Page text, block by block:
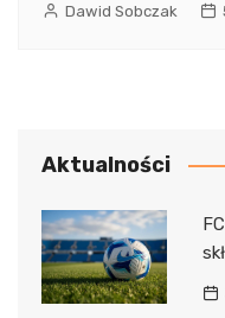
Dawid Sobczak
Aktualności